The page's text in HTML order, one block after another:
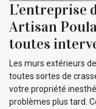
L’entreprise
Artisan
toutes
Les murs extérieurs
toutes sortes de
votre propriété
problèmes plus tard.